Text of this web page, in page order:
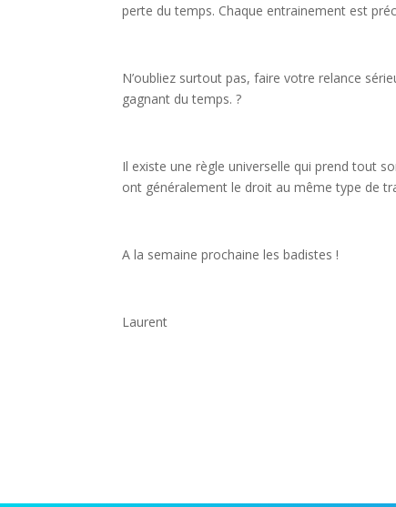
perte du temps. Chaque entrainement est
N’oubliez surtout pas, faire votre relance
gagnant du temps. ?
Il existe une règle universelle qui prend tout
ont généralement le droit au même type de
A la semaine prochaine les badistes !
Laurent